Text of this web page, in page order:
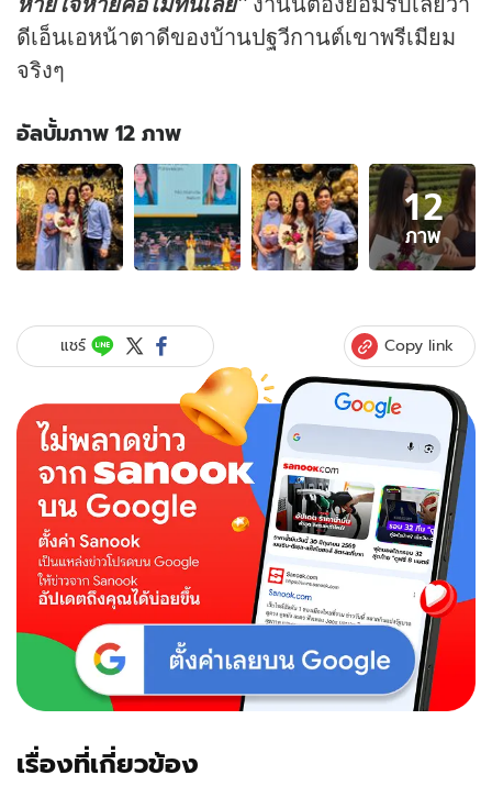
ดีเอ็นเอหน้าตาดีของบ้านปฐวีกานต์เขาพรีเมียม
จริงๆ
อัลบั้มภาพ 12 ภาพ
อัลบั้ม
ภาพ
12
ภาพ
ของ
ลูกสาว
"มอส
ภาพ
ล่าสุด
เป็น
เด็ก
สคูล
สวย
กลาง
งาน
โรงเรียน
12
ภาพ
แชร์ Copy link
เรื่องที่เกี่ยวข้อง